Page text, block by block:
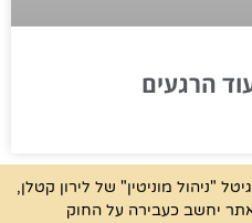
הרגעים
"ניהול מוניטין" של לירון קטלן,
יחשב כעבירה על החוק